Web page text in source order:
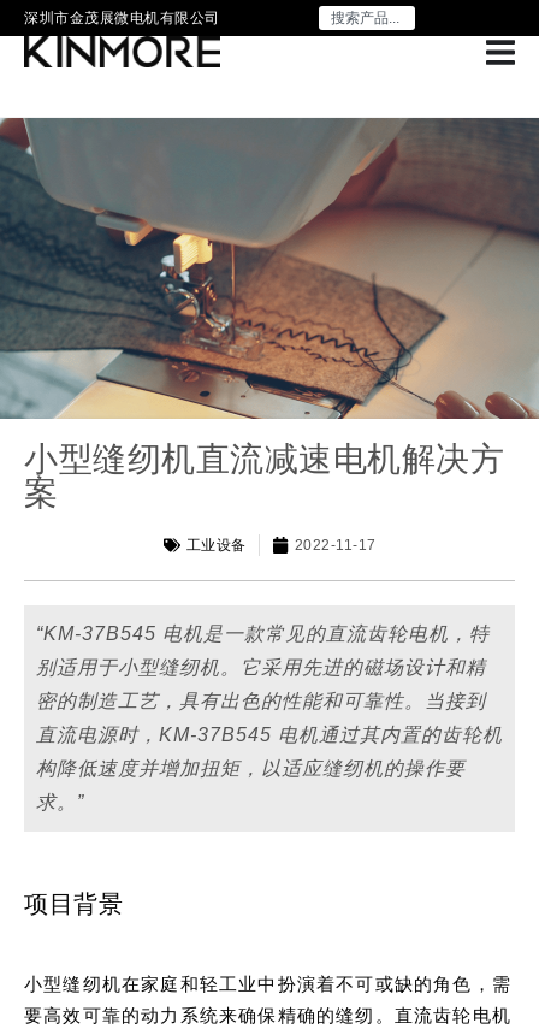
深圳市金茂展微电机有限公司
小型缝纫机直流减速电机解决方
案
工业设备 2022-11-17
“KM-37B545 电机是一款常见的直流齿轮电机，特
别适用于小型缝纫机。它采用先进的磁场设计和精
密的制造工艺，具有出色的性能和可靠性。当接到
直流电源时，KM-37B545 电机通过其内置的齿轮机
构降低速度并增加扭矩，以适应缝纫机的操作要
求。”
项目背景
小型缝纫机在家庭和轻工业中扮演着不可或缺的角色，需
要高效可靠的动力系统来确保精确的缝纫。直流齿轮电机